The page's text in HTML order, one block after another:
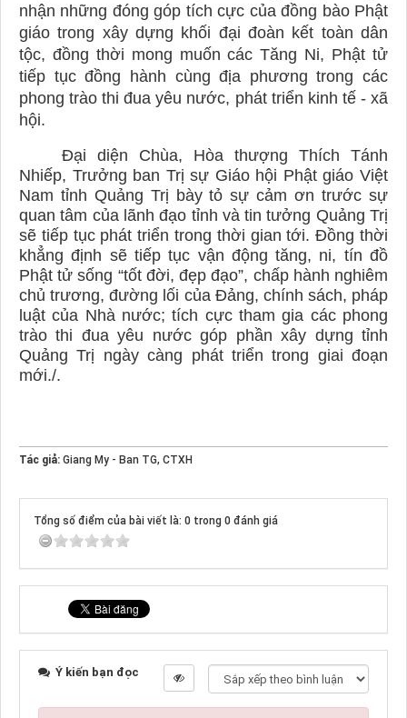
nhận những đóng góp tích cực của đồng bào Phật
giáo trong xây dựng khối đại đoàn kết toàn dân
tộc, đồng thời mong muốn các Tăng Ni, Phật tử
tiếp tục đồng hành cùng địa phương trong các
phong trào thi đua yêu nước, phát triển kinh tế - xã
hội.
Đại diện Chùa, Hòa thượng Thích Tánh
Nhiếp, Trưởng ban Trị sự Giáo hội Phật giáo Việt
Nam tỉnh Quảng Trị bày tỏ sự cảm ơn trước sự
quan tâm của lãnh đạo tỉnh và tin tưởng Quảng Trị
sẽ tiếp tục phát triển trong thời gian tới. Đồng thời
khẳng định sẽ tiếp tục vận động tăng, ni, tín đồ
Phật tử sống “tốt đời, đẹp đạo”, chấp hành nghiêm
chủ trương, đường lối của Đảng, chính sách, pháp
luật của Nhà nước; tích cực tham gia các phong
trào thi đua yêu nước góp phần xây dựng tỉnh
Quảng Trị ngày càng phát triển trong giai đoạn
mới./.
Tác giả: Giang My - Ban TG, CTXH
Tổng số điểm của bài viết là: 0 trong 0 đánh giá
Ý kiến bạn đọc